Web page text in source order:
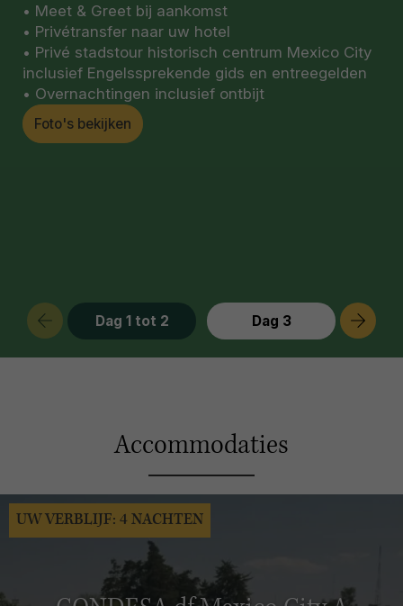
Dag 1 tot 2 Dag 3
De volgende dag bezoekt u samen met uw gids
het historische centrum van Mexico City. Wat nu
tegenwoordig het hart van toch wel een moderne
stad is, was ooit het centrum van de wereld van
de Azteken. Tijdens de tour bezoekt u onder
andere de kathedraal en het paleis voor Schone
Kunsten, maar ook het antropologie museum om
• Meet & Greet bij aankomst
• Privétransfer naar uw hotel
• Privé stadstour historisch centrum Mexico City
inclusief Engelssprekende gids en entreegelden
• Overnachtingen inclusief ontbijt
Foto's bekijken
Accommodaties
UW VERBLIJF: 4 NACHTEN